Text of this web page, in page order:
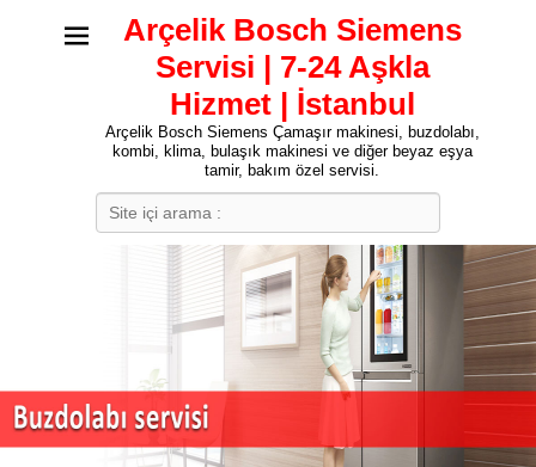
Arçelik Bosch Siemens
Servisi | 7-24 Aşkla
Hizmet | İstanbul
Arçelik Bosch Siemens Çamaşır makinesi, buzdolabı,
kombi, klima, bulaşık makinesi ve diğer beyaz eşya
tamir, bakım özel servisi.